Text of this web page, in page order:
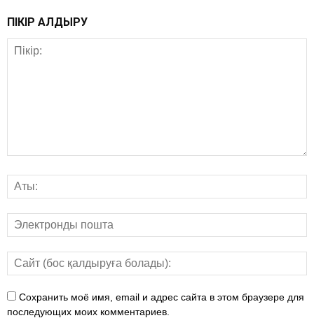
ПІКІР ҚАЛДЫРУ
Сохранить моё имя, email и адрес сайта в этом браузере для
последующих моих комментариев.